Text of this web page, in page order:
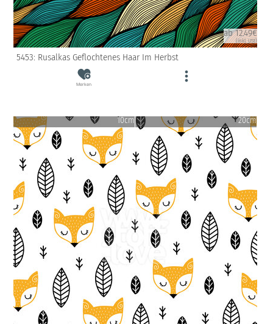
ab 12.49€
(inkl. USt)
5453: Rusalkas Geflochtenes Haar Im Herbst
Merken
10cm 20cm